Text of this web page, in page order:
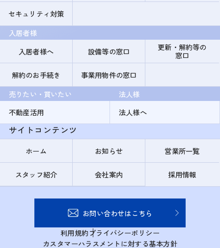
セキュリティ対策
入居者様
入居者様へ
設備等の窓口
更新・解約等の
窓口
解約のお手続き
事業用物件の窓口
売りたい・買いたい
不動産活用
法人様
法人様へ
サイトコンテンツ
ホーム お知らせ 営業所一覧
スタッフ紹介 会社案内 採用情報
お問い合わせはこちら
利用規約プライバシーポリシー
カスタマーハラスメントに対する基本方針